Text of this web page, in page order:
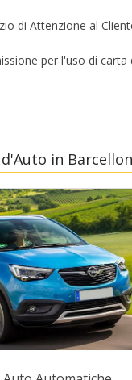
di Attenzione al
per l'uso di carta
in